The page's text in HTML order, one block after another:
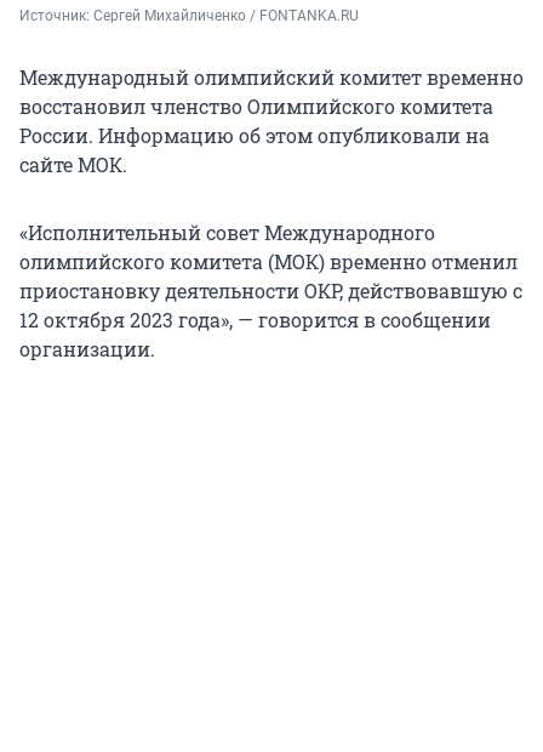
Источник: Сергей Михайличенко / FONTANKA.RU
Международный олимпийский комитет временно
восстановил членство Олимпийского комитета
России. Информацию об этом опубликовали на
сайте МОК.
«Исполнительный совет Международного
олимпийского комитета (МОК) временно отменил
приостановку деятельности ОКР, действовавшую с
12 октября 2023 года», — говорится в сообщении
организации.